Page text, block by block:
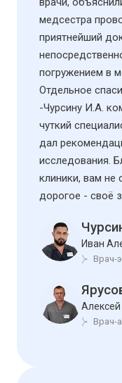
медсестра
приятнейший
погружением в
Отдельное
-Чурсину И.А.
чуткий
дал
исследования.
клиники, вам не
дорогое - своё
Иван
Врач-
Врач-